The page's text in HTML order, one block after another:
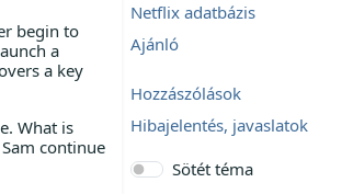
begin to
a
a key
What is
continue
Netflix adatbázis
Ajánló
Hozzászólások
Hibajelentés, javaslatok
Sötét téma